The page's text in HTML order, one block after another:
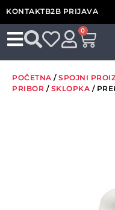
KONTAKTB2B PRIJAVA
0
POČETNA / SPOJNI
PRIBOR / SKLOPKA /